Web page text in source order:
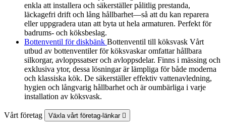
enkla att installera och säkerställer pålitlig prestanda,
läckagefri drift och lång hållbarhet—så att du kan reparera
eller uppgradera utan att byta ut hela armaturen. Perfekt för
badrums- och köksbeslag.
Bottenventil för diskbänk Bottenventil till köksvask Vårt
utbud av bottenventiler för köksvaskar omfattar hållbara
silkorgar, avloppssatser och avloppsdelar. Finns i mässing och
exklusiva ytor, dessa lösningar är lämpliga för både moderna
och klassiska kök. De säkerställer effektiv vattenavledning,
hygien och långvarig hållbarhet och är oumbärliga i varje
installation av köksvask.
Vårt företag Växla vårt företag-länkar 